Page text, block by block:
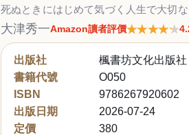
死ぬときにはじめて気づく人生で大切
大津秀一Amazon讀者評價★★★★★
★★★★★
出版社
楓書坊文化出版社
書籍代號
O050
ISBN
9786267920602
出版日期
2026-07-24
定價
380